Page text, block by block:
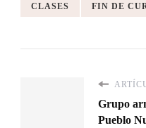
CLASES FIN DE
Grupo
Pueblo